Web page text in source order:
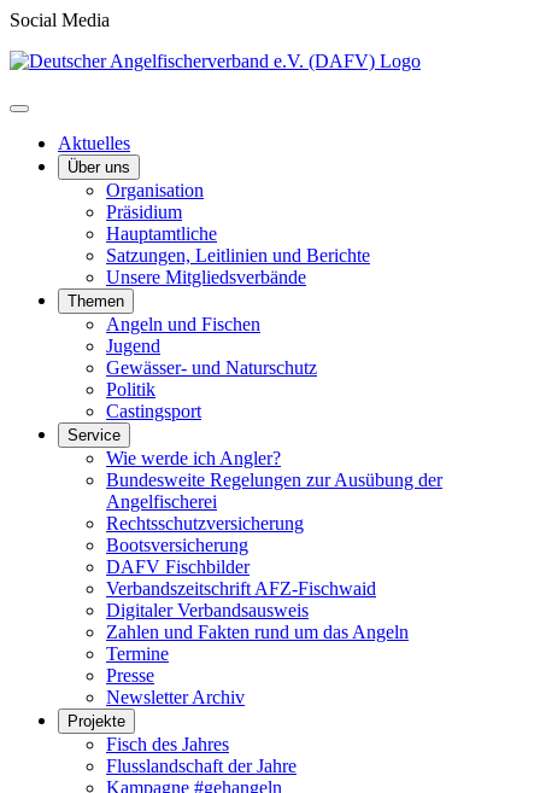
Social Media
Aktuelles
Über uns
Organisation
Präsidium
Hauptamtliche
Satzungen, Leitlinien und Berichte
Unsere Mitgliedsverbände
Themen
Angeln und Fischen
Jugend
Gewässer- und Naturschutz
Politik
Castingsport
Service
Wie werde ich Angler?
Bundesweite Regelungen zur Ausübung der
Angelfischerei
Rechtsschutzversicherung
Bootsversicherung
DAFV Fischbilder
Verbandszeitschrift AFZ-Fischwaid
Digitaler Verbandsausweis
Zahlen und Fakten rund um das Angeln
Termine
Presse
Newsletter Archiv
Projekte
Fisch des Jahres
Flusslandschaft der Jahre
Kampagne #gehangeln